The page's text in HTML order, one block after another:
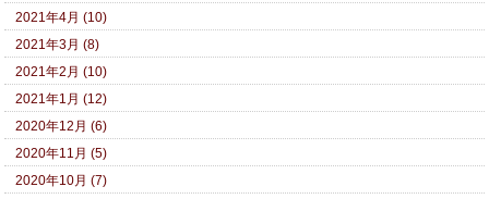
2021年4月 (10)
2021年3月 (8)
2021年2月 (10)
2021年1月 (12)
2020年12月 (6)
2020年11月 (5)
2020年10月 (7)